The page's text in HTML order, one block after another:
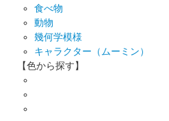
食べ物
動物
幾何学模様
キャラクター（ムーミン）
【色から探す】